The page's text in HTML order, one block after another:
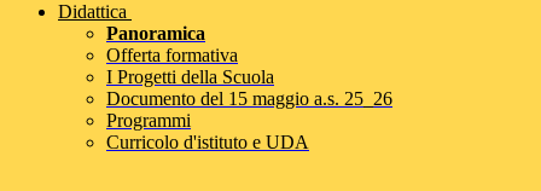
Didattica
Panoramica
Offerta formativa
I Progetti della Scuola
Documento del 15 maggio a.s. 25_26
Programmi
Curricolo d'istituto e UDA